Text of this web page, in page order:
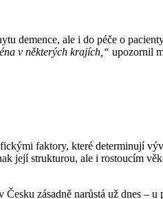
demence, ale i do péče o
v některých krajích,“ upozornil
faktory, které determinují
její strukturou, ale i rostoucím
zásadně narůstá už dnes –⁠